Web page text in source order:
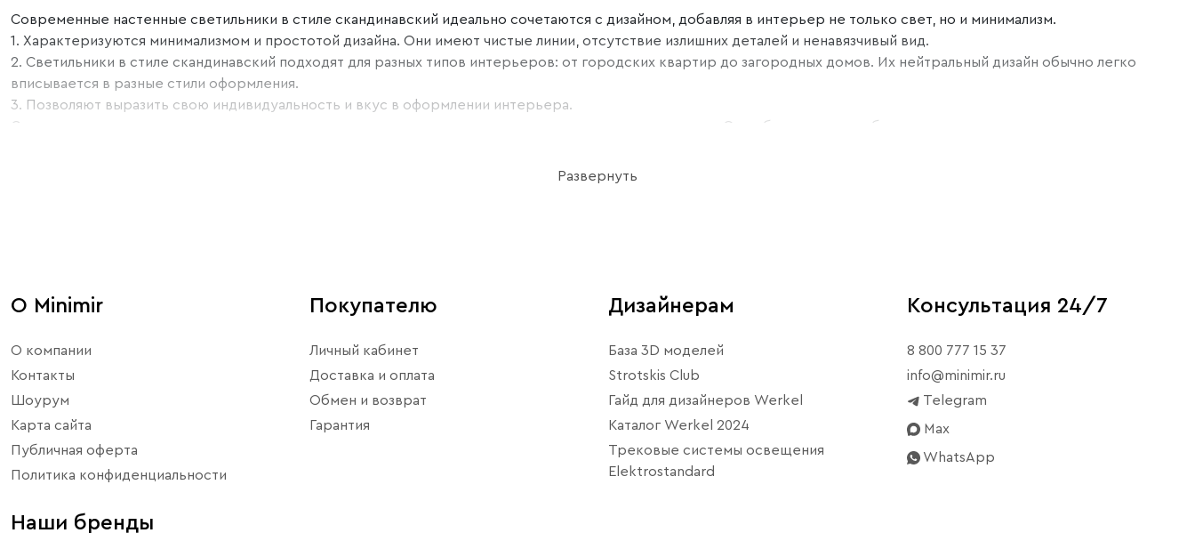
Современные настенные светильники в стиле скандинавский идеально сочетаются с дизайном, добавляя в интерьер не только свет, но и минимализм.
1. Характеризуются минимализмом и простотой дизайна. Они имеют чистые линии, отсутствие излишних деталей и ненавязчивый вид.
2. Светильники в стиле скандинавский подходят для разных типов интерьеров: от городских квартир до загородных домов. Их нейтральный дизайн обычно легко
вписывается в разные стили оформления.
3. Позволяют выразить свою индивидуальность и вкус в оформлении интерьера.
Современные настенные светильники в стиле постмодернизм - это искусство смешения и созидания. Они объединяют в себе разные стили и течения, создавая
вы цените эклектику, инновации и нестандартный дизайн, светильники постмодернизма могут стать идеальным выбором, который придаст вашему интерьеру
Развернуть
О Minimir
О компании
Контакты
Шоурум
Карта сайта
Публичная оферта
Политика конфиденциальности
Покупателю
Личный кабинет
Доставка и оплата
Обмен и возврат
Гарантия
Дизайнерам
База 3D моделей
Strotskis Club
Гайд для дизайнеров Werkel
Каталог Werkel 2024
Трековые системы освещения
Elektrostandard
Консультация 24/7
8 800 777 15 37
info@minimir.ru
Telegram
Max
WhatsApp
Наши бренды